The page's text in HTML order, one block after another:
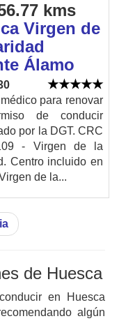
kms
Virgen de
Álamo
para renovar
de conducir
por la DGT. CRC
- Virgen de la
Centro incluido en
de la...
de Huesca
en Huesca
algún